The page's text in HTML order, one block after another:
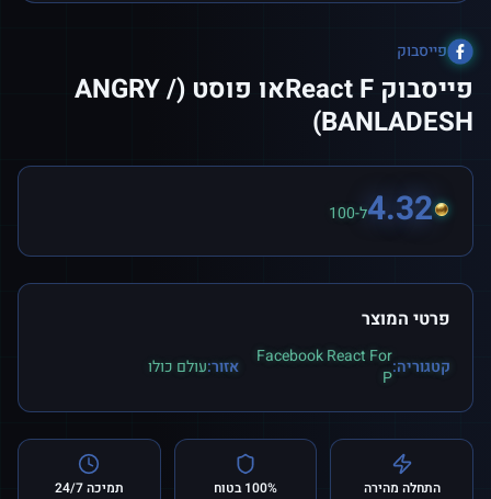
פייסבוק
פייסבוק React Fאו פוסט (ANGRY /
BANLADESH)
4.32ל-100
פרטי המוצר
קטגוריה:Facebook React For
P
אזור:עולם כולו
התחלה מהירה 100% בטוח תמיכה 24/7